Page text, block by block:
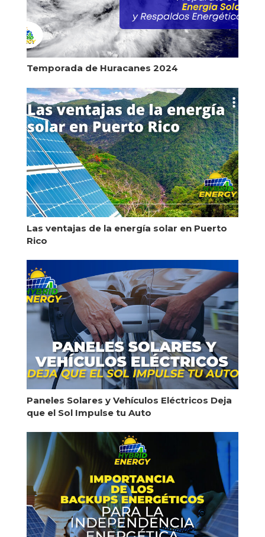
Temporada de Huracanes 2024
Las ventajas de la energía solar en Puerto
Rico
Paneles Solares y Vehículos Eléctricos Deja
que el Sol Impulse tu Auto